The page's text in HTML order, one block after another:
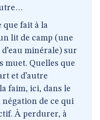
que fait à la
lit de camp (une
minérale) sur
muet. Quelles que
et d’autre
faim, ici, dans le
de ce qui
À perdurer, à